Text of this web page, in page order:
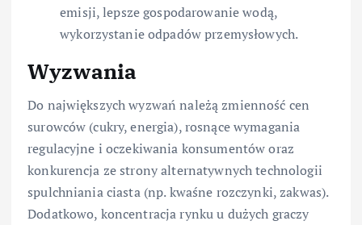
emisji, lepsze gospodarowanie wodą,
wykorzystanie odpadów przemysłowych.
Wyzwania
Do największych wyzwań należą zmienność cen
surowców (cukry, energia), rosnące wymagania
regulacyjne i oczekiwania konsumentów oraz
konkurencja ze strony alternatywnych technologii
spulchniania ciasta (np. kwaśne rozczynki, zakwas).
Dodatkowo, koncentracja rynku u dużych graczy